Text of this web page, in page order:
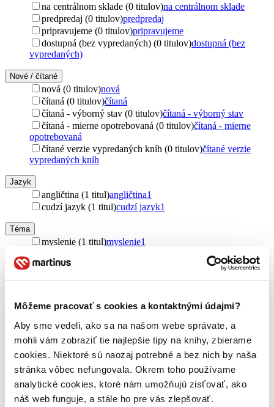
Môžeme pracovať s cookies a kontaktnými údajmi?
Aby sme vedeli, ako sa na našom webe správate, a
mohli vám zobraziť tie najlepšie tipy na knihy, zbierame
cookies. Niektoré sú naozaj potrebné a bez nich by naša
stránka vôbec nefungovala. Okrem toho používame
analytické cookies, ktoré nám umožňujú zisťovať, ako
náš web funguje, a stále ho pre vás zlepšovať.
na centrálnom sklade (0 titulov)na centrálnom sklade
predpredaj (0 titulov)predpredaj
pripravujeme (0 titulov)pripravujeme
dostupná (bez vypredaných) (0 titulov)dostupná (bez
vypredaných)
Nové / čítané
nová (0 titulov)nová
čítaná (0 titulov)čítaná
čítaná - výborný stav (0 titulov)čítaná - výborný stav
čítaná - mierne opotrebovaná (0 titulov)čítaná - mierne
opotrebovaná
čítané verzie vypredaných kníh (0 titulov)čítané verzie
vypredaných kníh
Jazyk
angličtina (1 titul)angličtina1
cudzí jazyk (1 titul)cudzí jazyk1
Téma
myslenie (1 titul)myslenie1
motivácia (1 titul)
Ellen Lupton (1 titul) Ellen Lupton1
Vydavateľstvo
Princeton Scientific (1 titul) Princeton Scientific 1
Väzba
brožovaná väzba (1 titul)brožovaná väzba1
Zúžiť výber